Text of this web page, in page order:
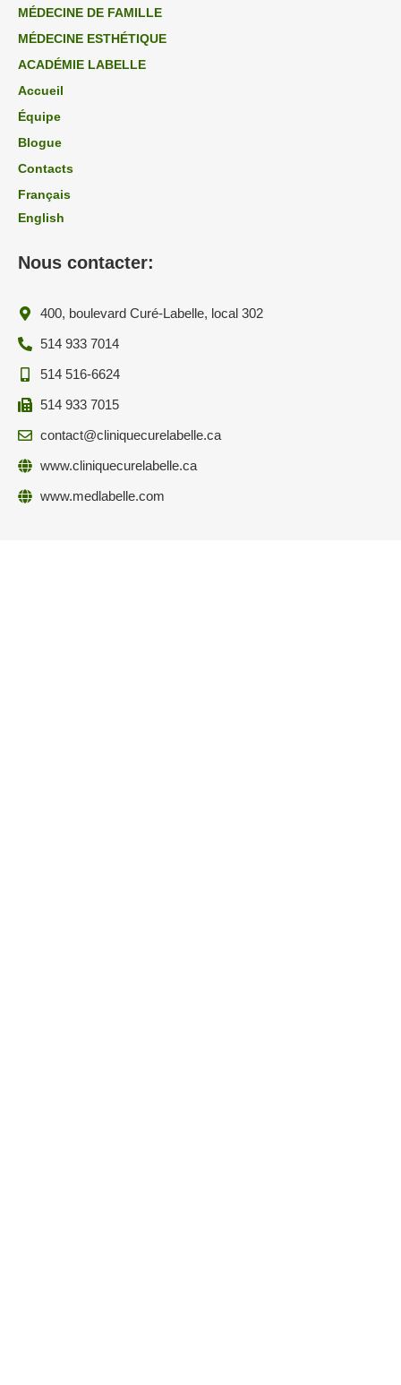
MÉDECINE DE FAMILLE
MÉDECINE ESTHÉTIQUE
ACADÉMIE LABELLE
Accueil
Équipe
Blogue
Contacts
Français
English
Nous contacter:
400, boulevard Curé-Labelle, local 302
514 933 7014
514 516-6624
514 933 7015
contact@cliniquecurelabelle.ca
www.cliniquecurelabelle.ca
www.medlabelle.com